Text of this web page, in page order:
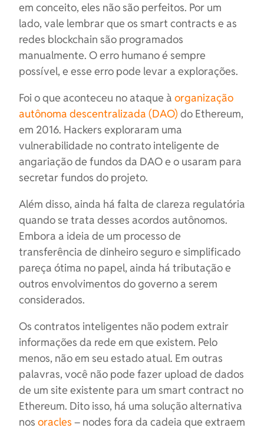
em conceito, eles não são perfeitos. Por um
lado, vale lembrar que os smart contracts e as
redes blockchain são programados
manualmente. O erro humano é sempre
possível, e esse erro pode levar a explorações.
Foi o que aconteceu no ataque à organização
autônoma descentralizada (DAO) do Ethereum,
em 2016. Hackers exploraram uma
vulnerabilidade no contrato inteligente de
angariação de fundos da DAO e o usaram para
secretar fundos do projeto.
Além disso, ainda há falta de clareza regulatória
quando se trata desses acordos autônomos.
Embora a ideia de um processo de
transferência de dinheiro seguro e simplificado
pareça ótima no papel, ainda há tributação e
outros envolvimentos do governo a serem
considerados.
Os contratos inteligentes não podem extrair
informações da rede em que existem. Pelo
menos, não em seu estado atual. Em outras
palavras, você não pode fazer upload de dados
de um site existente para um smart contract no
Ethereum. Dito isso, há uma solução alternativa
nos oracles – nodes fora da cadeia que extraem